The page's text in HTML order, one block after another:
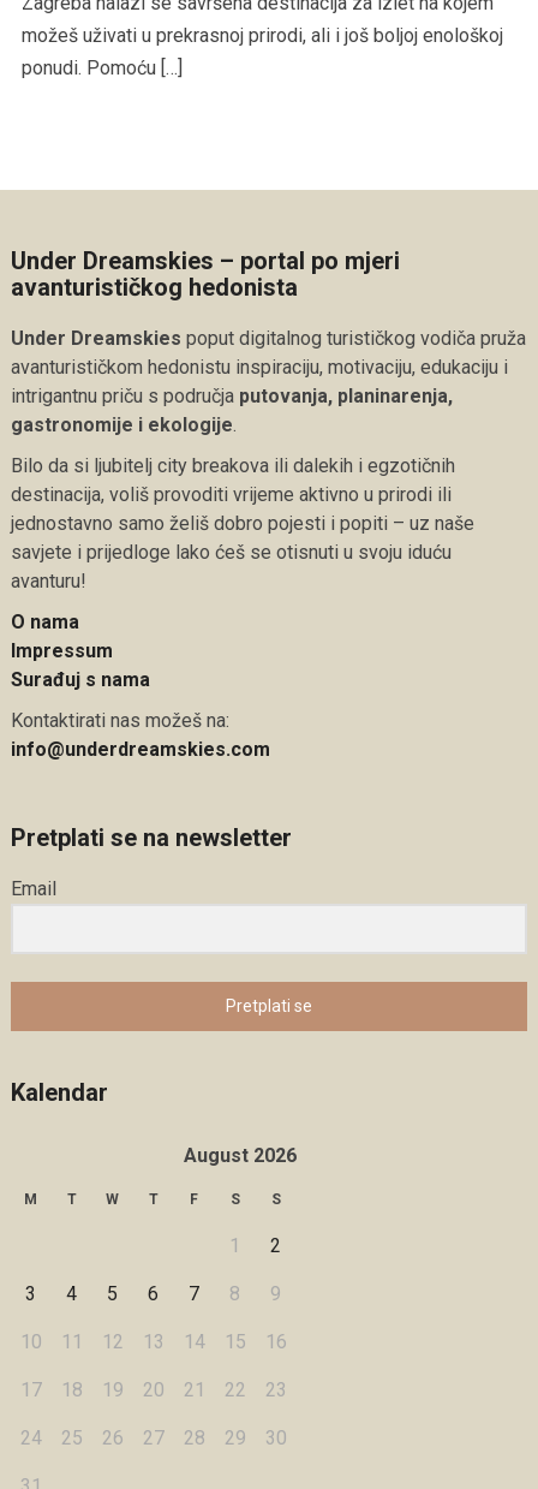
možeš uživati u prekrasnoj prirodi, ali i još boljoj enološkoj
ponudi. Pomoću […]
Under Dreamskies – portal po mjeri
avanturističkog hedonista
Under Dreamskies poput digitalnog turističkog vodiča pruža
avanturističkom hedonistu inspiraciju, motivaciju, edukaciju i
intrigantnu priču s područja putovanja, planinarenja,
gastronomije i ekologije.
Bilo da si ljubitelj city breakova ili dalekih i egzotičnih
destinacija, voliš provoditi vrijeme aktivno u prirodi ili
jednostavno samo želiš dobro pojesti i popiti – uz naše
savjete i prijedloge lako ćeš se otisnuti u svoju iduću
avanturu!
O nama
Impressum
Surađuj s nama
Kontaktirati nas možeš na:
info@underdreamskies.com
Pretplati se na newsletter
Email
Pretplati se
Kalendar
August 2026
M T W T F S S
1 2
3 4 5 6 7 8 9
10 11 12 13 14 15 16
17 18 19 20 21 22 23
24 25 26 27 28 29 30